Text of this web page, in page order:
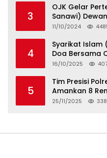
3
OJK Gelar
Sanawi)
11/10/2024
4
Syarikat Islam
Doa Bersama
Syarikat Islam
16/10/2025
5
Tim Presisi
Amankan 8
Tawuran
25/11/2025